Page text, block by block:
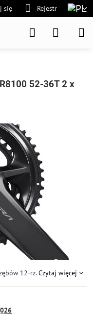
się Rejestr
52-36T 2 x
12-rz.Czytaj więcej